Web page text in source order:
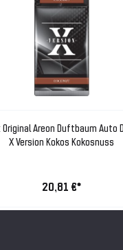
Original Areon Duftbaum Auto
X Version Kokos Kokosnuss
20,81 €*